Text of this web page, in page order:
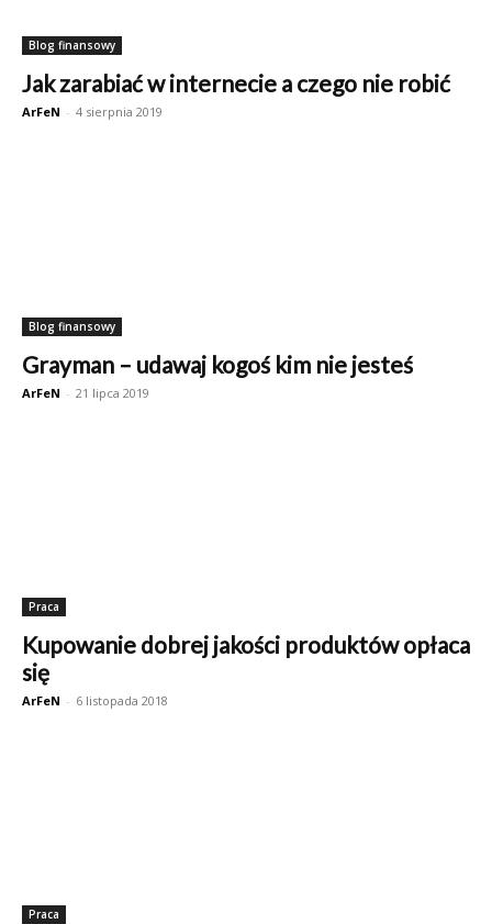
Blog finansowy
Jak zarabiać w internecie a czego nie robić
ArFeN - 4 sierpnia 2019
Blog finansowy
Grayman – udawaj kogoś kim nie jesteś
ArFeN - 21 lipca 2019
Praca
Kupowanie dobrej jakości produktów opłaca
się
ArFeN - 6 listopada 2018
Praca